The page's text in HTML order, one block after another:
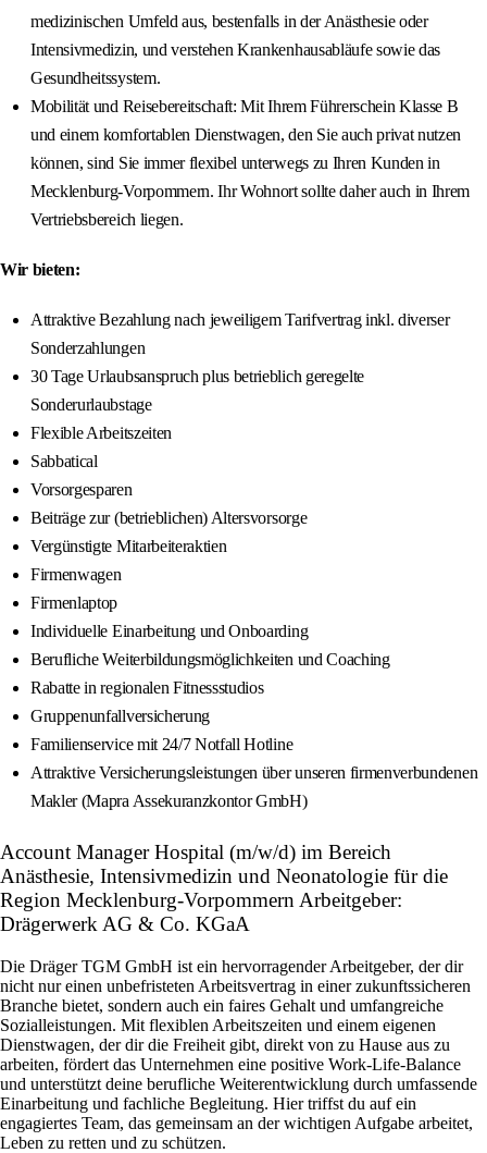
medizinischen Umfeld aus, bestenfalls in der Anästhesie oder
Intensivmedizin, und verstehen Krankenhausabläufe sowie das
Gesundheitssystem.
Mobilität und Reisebereitschaft: Mit Ihrem Führerschein Klasse B
und einem komfortablen Dienstwagen, den Sie auch privat nutzen
können, sind Sie immer flexibel unterwegs zu Ihren Kunden in
Mecklenburg-Vorpommern. Ihr Wohnort sollte daher auch in Ihrem
Vertriebsbereich liegen.
Wir bieten:
Attraktive Bezahlung nach jeweiligem Tarifvertrag inkl. diverser
Sonderzahlungen
30 Tage Urlaubsanspruch plus betrieblich geregelte
Sonderurlaubstage
Flexible Arbeitszeiten
Sabbatical
Vorsorgesparen
Beiträge zur (betrieblichen) Altersvorsorge
Vergünstigte Mitarbeiteraktien
Firmenwagen
Firmenlaptop
Individuelle Einarbeitung und Onboarding
Berufliche Weiterbildungsmöglichkeiten und Coaching
Rabatte in regionalen Fitnessstudios
Gruppenunfallversicherung
Familienservice mit 24/7 Notfall Hotline
Attraktive Versicherungsleistungen über unseren firmenverbundenen
Makler (Mapra Assekuranzkontor GmbH)
Account Manager Hospital (m/w/d) im Bereich
Anästhesie, Intensivmedizin und Neonatologie für die
Region Mecklenburg-Vorpommern Arbeitgeber:
Drägerwerk AG & Co. KGaA
Die Dräger TGM GmbH ist ein hervorragender Arbeitgeber, der dir
nicht nur einen unbefristeten Arbeitsvertrag in einer zukunftssicheren
Branche bietet, sondern auch ein faires Gehalt und umfangreiche
Sozialleistungen. Mit flexiblen Arbeitszeiten und einem eigenen
Dienstwagen, der dir die Freiheit gibt, direkt von zu Hause aus zu
arbeiten, fördert das Unternehmen eine positive Work-Life-Balance
und unterstützt deine berufliche Weiterentwicklung durch umfassende
Einarbeitung und fachliche Begleitung. Hier triffst du auf ein
engagiertes Team, das gemeinsam an der wichtigen Aufgabe arbeitet,
Leben zu retten und zu schützen.